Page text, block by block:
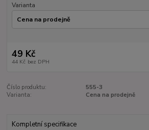
Varianta
49 Kč
44 Kč bez DPH
Číslo produktu:
555-3
Varianta:
Cena na prodejně
Kompletní specifikace